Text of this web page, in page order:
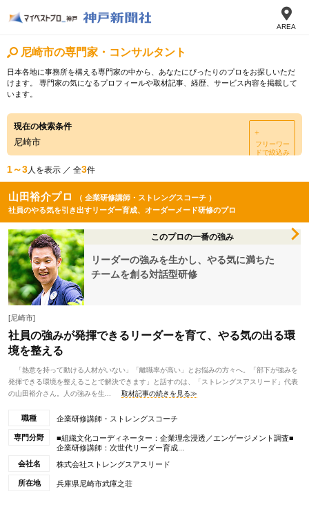
AREA
尼崎市の専門家・コンサルタント
日本各地に事務所を構える専門家の中から、あなたにぴったりのプロをお探しいただ
けます。 専門家の気になるプロフィールや取材記事、経歴、サービス内容を掲載して
います。
現在の検索条件
尼崎市
＋
フリーワー
ドで絞込み
1～3人を表示 ／ 全3件
山田裕介プロ
（ 企業研修講師・ストレングスコーチ ）
社員のやる気を引き出すリーダー育成、オーダーメード研修のプロ
このプロの一番の強み
リーダーの強みを生かし、やる気に満ちた
チームを創る対話型研修
[尼崎市]
社員の強みが発揮できるリーダーを育て、やる気の出る環
境を整える
「熱意を持って動ける人材がいない」「離職率が高い」とお悩みの方々へ。「部下が強みを
発揮できる環境を整えることで解決できます」と話すのは、「ストレングスアスリード」代表
の山田裕介さん。人の強みを生...
取材記事の続きを見る≫
職種 企業研修講師・ストレングスコーチ
専門分野
■組織文化コーディネーター：企業理念浸透／エンゲージメント調査■
企業研修講師：次世代リーダー育成...
会社名
株式会社ストレングスアスリード
所在地 兵庫県尼崎市武庫之荘